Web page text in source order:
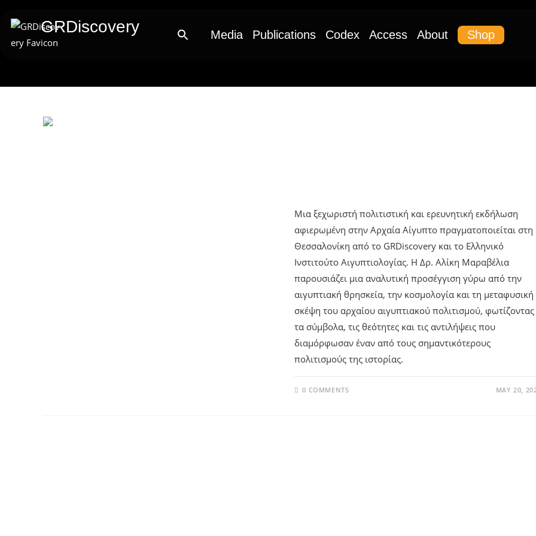
GRDiscovery Media Publications Codex Access About Shop
Μια ξεχωριστή πολιτιστική και ερευνητική εκδήλωση
αφιερωμένη στην Αρχαία Αίγυπτο πραγματοποιείται στη
Θεσσαλονίκη από το GRDiscovery και το Ελληνικό
Ινστιτούτο Αιγυπτιολογίας. Η Δρ. Αλίκη Μαραβέλια
παρουσιάζει μια αναλυτική προσέγγιση γύρω από την
αιγυπτιακή θρησκεία, την κοσμολογία και τη μεταφυσική
σκέψη του αρχαίου αιγυπτιακού πολιτισμού, φωτίζοντας
τα σύμβολα, τις θεότητες και τις αντιλήψεις που
διαμόρφωσαν έναν από τους σημαντικότερους
πολιτισμούς της ιστορίας.
0 COMMENTS MAY 20,